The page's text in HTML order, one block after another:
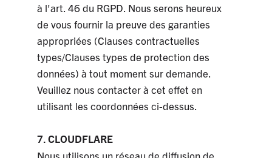
à l'art. 46 du RGPD. Nous serons heureux
de vous fournir la preuve des garanties
appropriées (Clauses contractuelles
types/Clauses types de protection des
données) à tout moment sur demande.
Veuillez nous contacter à cet effet en
utilisant les coordonnées ci-dessus.
7. CLOUDFLARE
Nous utilisons un réseau de diffusion de